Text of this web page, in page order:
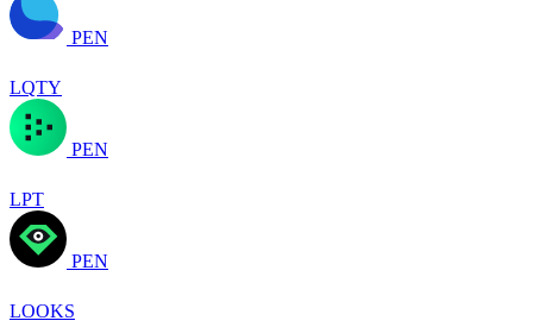
PEN
LQTY
PEN
LPT
PEN
LOOKS